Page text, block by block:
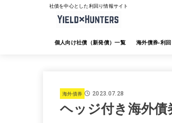
社債を中心とした利回り情報サイト
個人向け社債（新発債）一覧 海外債券-利
海外債券 2023.07.28
ヘッジ付き海外